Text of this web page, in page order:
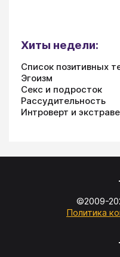
Хиты недели:
Список позитивных
Эгоизм
Секс и подросток
Рассудительность
Интроверт и
©2009-
Политика